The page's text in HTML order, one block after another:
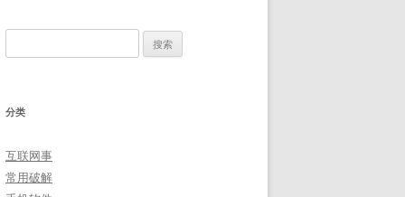
索：
分类
互联网事
常用破解